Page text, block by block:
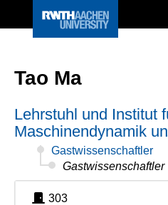
Tao Ma
Lehrstuhl und Institut
Maschinendynamik
Gastwissenschaftler
Gastwissenschaftler
303